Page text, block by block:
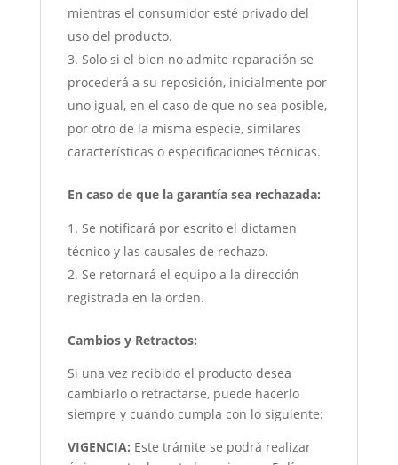
mientras el consumidor esté privado del
uso del producto.
Solo si el bien no admite reparación se
procederá a su reposición, inicialmente por
uno igual, en el caso de que no sea posible,
por otro de la misma especie, similares
características o especificaciones técnicas.
En caso de que la garantía sea rechazada:
Se notificará por escrito el dictamen
técnico y las causales de rechazo.
Se retornará el equipo a la dirección
registrada en la orden.
Cambios y Retractos:
Si una vez recibido el producto desea
cambiarlo o retractarse, puede hacerlo
siempre y cuando cumpla con lo siguiente:
VIGENCIA: Este trámite se podrá realizar